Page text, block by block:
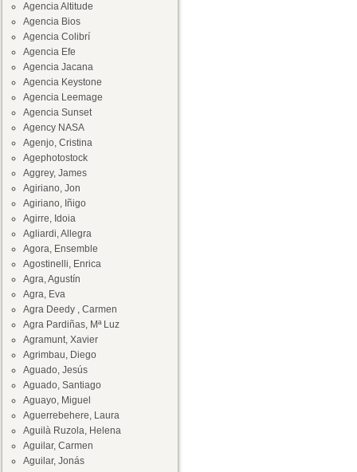
Agencia Altitude
Agencia Bios
Agencia Colibrí
Agencia Efe
Agencia Jacana
Agencia Keystone
Agencia Leemage
Agencia Sunset
Agency NASA
Agenjo, Cristina
Agephotostock
Aggrey, James
Agiriano, Jon
Agiriano, Iñigo
Agirre, Idoia
Agliardi, Allegra
Agora, Ensemble
Agostinelli, Enrica
Agra, Agustín
Agra, Eva
Agra Deedy , Carmen
Agra Pardiñas, Mª Luz
Agramunt, Xavier
Agrimbau, Diego
Aguado, Jesús
Aguado, Santiago
Aguayo, Miguel
Aguerrebehere, Laura
Aguilà Ruzola, Helena
Aguilar, Carmen
Aguilar, Jonás